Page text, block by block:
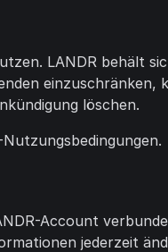
LANDR behält
einzuschränken,
löschen.
Account
jederzeit